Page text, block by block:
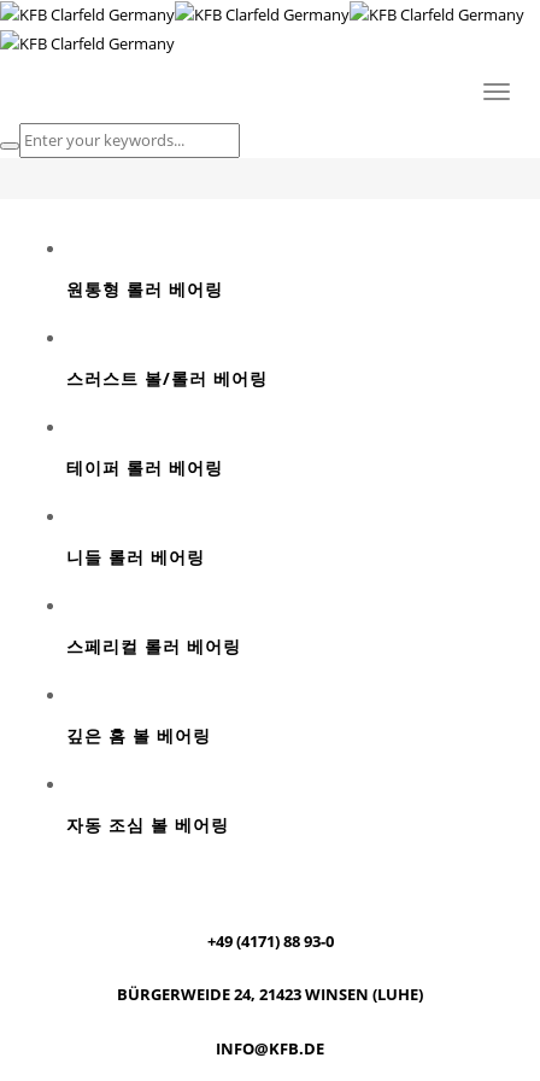
Toggle
볼 베어링 및 베어링
원통형 롤러 베어링
스러스트 볼/롤러 베어링
테이퍼 롤러 베어링
니들 롤러 베어링
스페리컬 롤러 베어링
깊은 홈 볼 베어링
자동 조심 볼 베어링
+49 (4171) 88 93-0
BÜRGERWEIDE 24, 21423 WINSEN (LUHE)
INFO@KFB.DE